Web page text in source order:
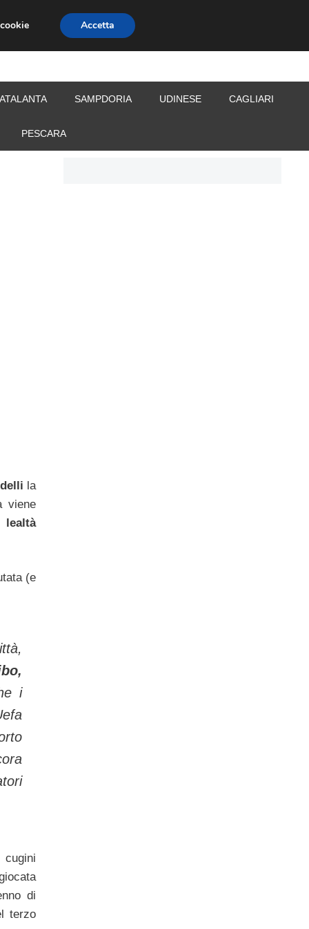
CALCIOMERCATO
ATALANTA SAMPDORIA UDINESE CAGLIARI
PESCARA
la
viene
lealtà
(e
i
di
terzo
Accetta